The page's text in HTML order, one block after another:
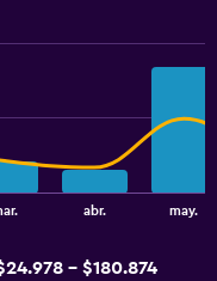
abr. may.
- $180.874